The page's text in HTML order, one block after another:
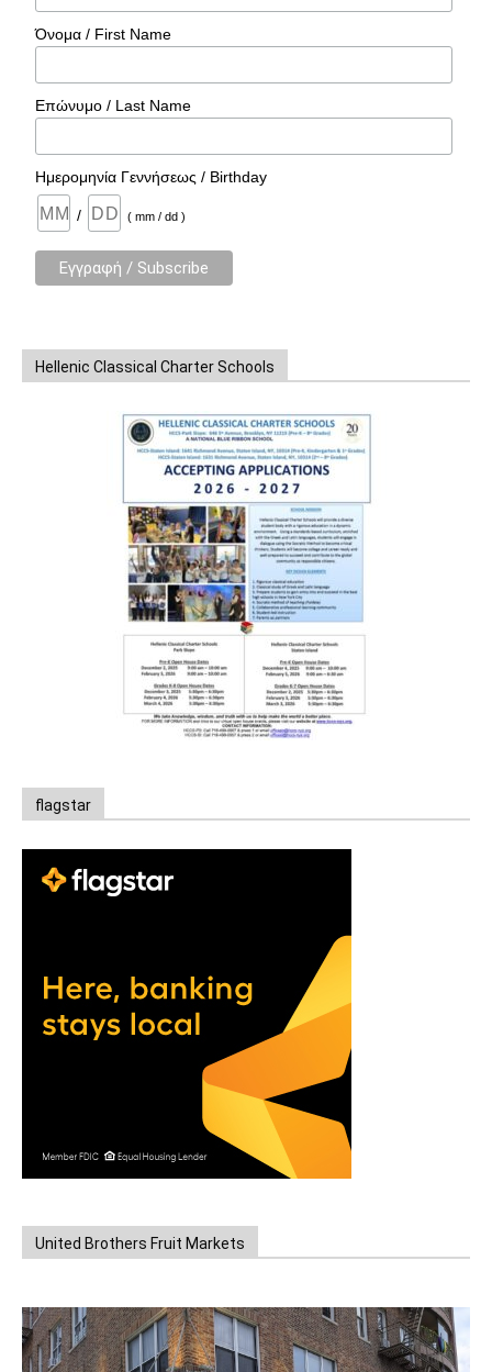
Όνομα / First Name
Επώνυμο / Last Name
Ημερομηνία Γεννήσεως / Birthday
/ ( mm / dd )
Hellenic Classical Charter Schools
flagstar
United Brothers Fruit Markets